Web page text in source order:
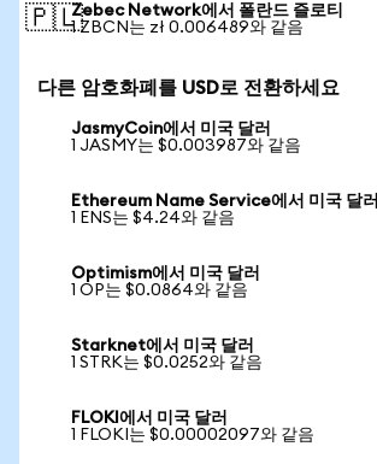
🇵🇱Zebec Network에서 폴란드 즐로티
1 ZBCN는 zł 0.006489와 같음
다른 암호화폐를 USD로 전환하세요
JasmyCoin에서 미국 달러
1 JASMY는 $0.003987와 같음
Ethereum Name Service에서 미국 달러
1 ENS는 $4.24와 같음
Optimism에서 미국 달러
1 OP는 $0.0864와 같음
Starknet에서 미국 달러
1 STRK는 $0.0252와 같음
FLOKI에서 미국 달러
1 FLOKI는 $0.00002097와 같음